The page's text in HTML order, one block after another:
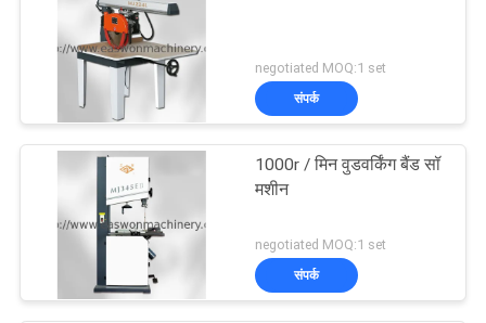
negotiated MOQ:1 set
संपर्क
1000r / मिन वुडवर्किंग बैंड सॉ
मशीन
negotiated MOQ:1 set
संपर्क